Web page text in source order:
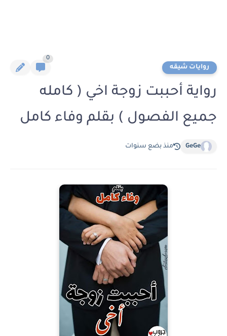
روايات شيقه
0
رواية أحببت زوجة اخي ( كامله
جميع الفصول ) بقلم وفاء كامل
GeGe منذ بضع سنوات